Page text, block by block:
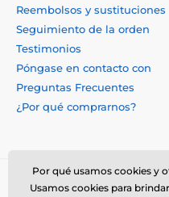
Reembolsos y sustituciones
Seguimiento de la orden
Testimonios
Póngase en contacto con
Preguntas Frecuentes
¿Por qué comprarnos?
Por qué usamos cookies y
Usamos cookies para